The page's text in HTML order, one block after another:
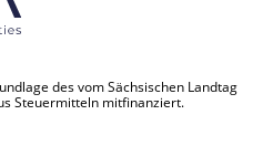
des vom Sächsischen Landtag
Steuermitteln mitfinanziert.